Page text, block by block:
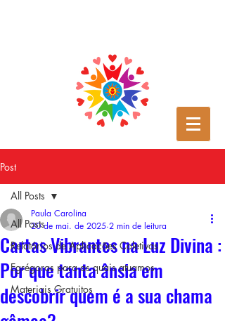
Post
All Posts
Relatórios de Aplicações Coletivas
Egrégoras para as quais atuamos
Materiais Gratuitos
All Posts
Cartas Vibrantes na Luz Divina :
Por que tanta ânsia em
descobrir quem é a sua chama
Paula Carolina
20 de mai. de 2025 2 min de leitura